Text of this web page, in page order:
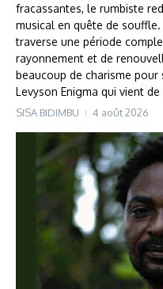
fracassantes, le rumbiste
musical en quête de
traverse une période
rayonnement et de
beaucoup de charisme pour
Levyson Enigma qui vient
SISA BIDIMBU 4 août 2026